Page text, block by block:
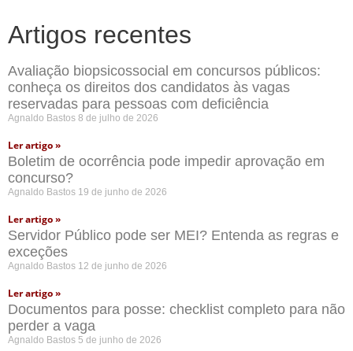
Artigos recentes
Avaliação biopsicossocial em concursos públicos:
conheça os direitos dos candidatos às vagas
reservadas para pessoas com deficiência
Agnaldo Bastos 8 de julho de 2026
Ler artigo »
Boletim de ocorrência pode impedir aprovação em
concurso?
Agnaldo Bastos 19 de junho de 2026
Ler artigo »
Servidor Público pode ser MEI? Entenda as regras e
exceções
Agnaldo Bastos 12 de junho de 2026
Ler artigo »
Documentos para posse: checklist completo para não
perder a vaga
Agnaldo Bastos 5 de junho de 2026